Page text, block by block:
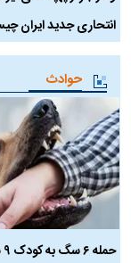
انتحاری جدید ایران
حوادث